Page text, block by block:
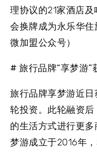
理协议的21家酒店
会换牌成为永乐华
微加盟公众号）
# 旅行品牌“享梦游
旅行品牌享梦游近
轮投资。此轮融资
的生活方式进行更
梦游成立于2016年